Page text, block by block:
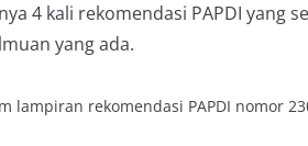
4 kali rekomendasi PAPDI yang
yang ada.
lampiran rekomendasi PAPDI nomor